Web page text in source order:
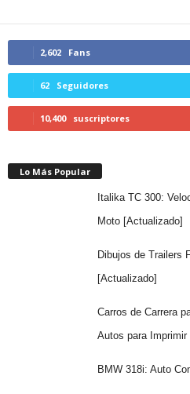
2,602 Fans
62 Seguidores
10,400 suscriptores
Lo Más Popular
Italika TC 300:
Moto [Actualizado]
Dibujos de Trailers
[Actualizado]
Carros de Carrera
Autos para
BMW 318i: Auto